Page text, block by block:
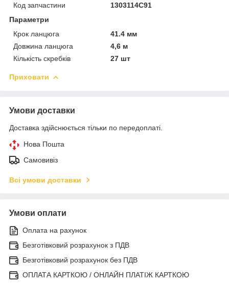
Код запчастини
1303114С91
Параметри
Крок ланцюга
41.4 мм
Довжина ланцюга
4,6 м
Кількість скребків
27 шт
Приховати
Умови доставки
Доставка здійснюється тільки по передоплаті.
Нова Пошта
Самовивіз
Всі умови доставки
Умови оплати
Оплата на рахунок
Безготівковий розрахунок з ПДВ
Безготівковий розрахунок без ПДВ
ОПЛАТА КАРТКОЮ / ОНЛАЙН ПЛАТІЖ КАРТКОЮ